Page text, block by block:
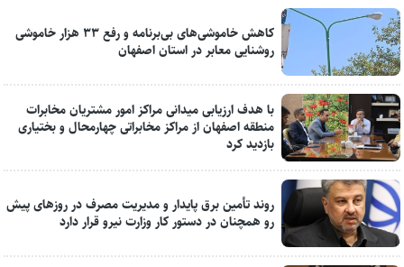
کاهش خاموشی‌های بی‌برنامه و رفع ۳۳ هزار خاموشی
روشنایی معابر در استان اصفهان
با هدف ارزیابی میدانی مراکز امور مشتریان مخابرات
منطقه اصفهان از مراکز مخابراتی چهارمحال و بختیاری
بازدید کرد
روند تأمین برق پایدار و مدیریت مصرف در روزهای پیش
رو همچنان در دستور کار وزارت نیرو قرار دارد